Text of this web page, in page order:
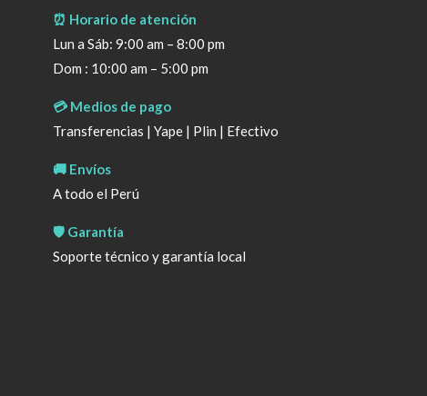
⏰ Horario de atención
Lun a Sáb: 9:00 am – 8:00 pm
Dom : 10:00 am – 5:00 pm
💳 Medios de pago
Transferencias | Yape | Plin | Efectivo
🚚 Envíos
A todo el Perú
🛡️ Garantía
Soporte técnico y garantía local